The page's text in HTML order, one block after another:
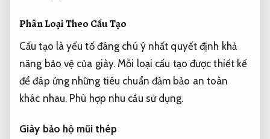
Phân Loại Theo Cấu Tạo
Cấu tạo là yếu tố đáng chú ý nhất quyết định khả
năng bảo vệ của giày. Mỗi loại cấu tạo được thiết kế
để đáp ứng những tiêu chuẩn đảm bảo an toàn
khác nhau. Phù hợp nhu cầu sử dụng.
Giày bảo hộ mũi thép